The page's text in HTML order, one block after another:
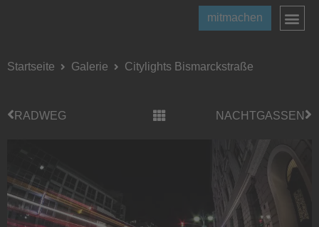
mitmachen
Startseite Galerie Citylights Bismarckstraße
RADWEG NACHTGASSEN